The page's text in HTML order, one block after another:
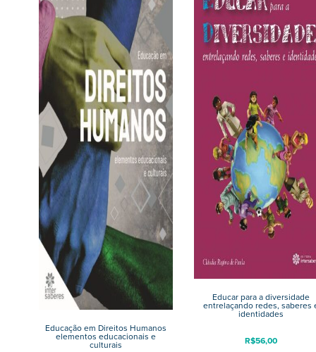
Educação em Direitos Humanos
elementos educacionais e
culturais
Educar para a diversidade
entrelaçando redes, saberes
identidades
R$56,00